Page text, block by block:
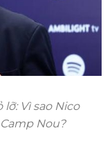
Vì sao Nico
Nou?